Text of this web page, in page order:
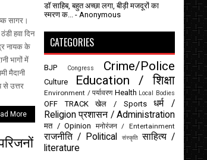
सागर।
हवा दिन
नायक के
भागों में
मैदानी
से उत्तर
More
डॉ साहिब, बहुत अच्छा लगा, बीड़ी मजदूरों का
स्मरण क...
- Anonymous
CATEGORIES
BJP Congress Crime/Police
Culture Education / शिक्षा
Environment / पर्यावरण Health Local Bodies
OFF TRACK खेल / Sports
धर्म /
Religion प्रशासन / Administration
मत / Opinion मनोरंजन / Entertainment
राजनीति / Political संस्कृति साहित्य /
literature